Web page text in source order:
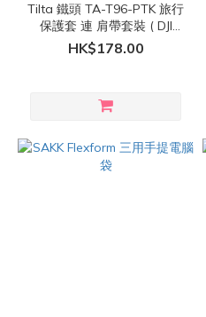
Tilta 鐵頭 TA-T96-PTK 旅行
保護套 連 肩帶套裝 ( DJI
Osmo Pocket 4 適用 )
HK$178.00